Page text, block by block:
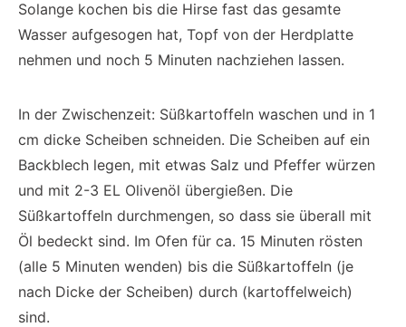
Solange kochen bis die Hirse fast das gesamte
Wasser aufgesogen hat, Topf von der Herdplatte
nehmen und noch 5 Minuten nachziehen lassen.
In der Zwischenzeit: Süßkartoffeln waschen und in 1
cm dicke Scheiben schneiden. Die Scheiben auf ein
Backblech legen, mit etwas Salz und Pfeffer würzen
und mit 2-3 EL Olivenöl übergießen. Die
Süßkartoffeln durchmengen, so dass sie überall mit
Öl bedeckt sind. Im Ofen für ca. 15 Minuten rösten
(alle 5 Minuten wenden) bis die Süßkartoffeln (je
nach Dicke der Scheiben) durch (kartoffelweich)
sind.